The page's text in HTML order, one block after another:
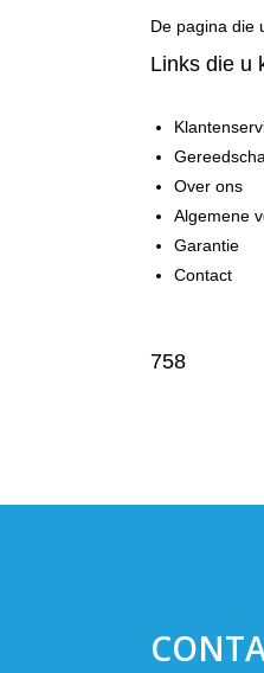
De pagina die
Links die u
Over ons
Algemene
Garantie
Contact
758